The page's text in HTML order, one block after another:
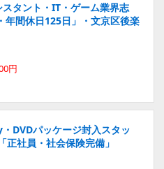
タント・IT・ゲーム業界志
間休日125日」・文京区後楽
円
DVDパッケージ封入スタッ
社員・社会保険完備」